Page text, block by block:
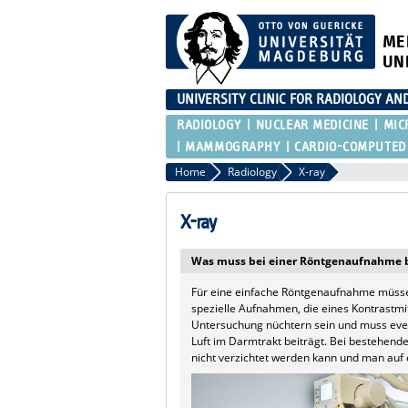
UNIVERSITY CLINIC FOR RADIOLOGY
RADIOLOGY NUCLEAR MEDICINE
MAMMOGRAPHY
CARDIO-
Home Radiology X-ray
X-ray
Was muss bei einer Röntgenaufnahme
Für eine einfache Röntgenaufnahme
spezielle Aufnahmen, die eines
Untersuchung nüchtern sein und muss
Luft im Darmtrakt beiträgt. Bei
nicht verzichtet werden kann und man